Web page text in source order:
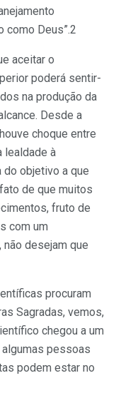
como Deus”.2
aceitar o
poderá sentir-
na produção da
Desde a
choque entre
lealdade à
objetivo a que
de que muitos
fruto de
com um
desejam que
procuram
Sagradas, vemos,
chegou a um
pessoas
podem estar no